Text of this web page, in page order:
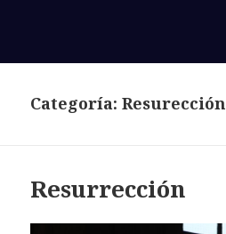
Categoría:Resurección
Resurrección